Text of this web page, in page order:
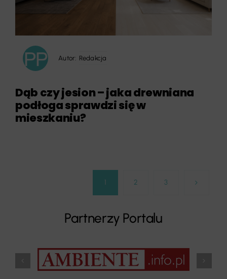
Autor: Redakcja
Dąb czy jesion – jaka drewniana
podłoga sprawdzi się w
mieszkaniu?
1 2 3
Partnerzy Portalu